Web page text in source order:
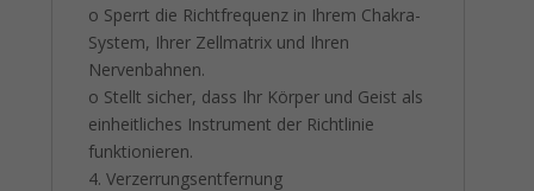
o Sperrt die Richtfrequenz in Ihrem Chakra-
System, Ihrer Zellmatrix und Ihren
Nervenbahnen.
o Stellt sicher, dass Ihr Körper und Geist als
einheitliches Instrument der Richtlinie
funktionieren.
4. Verzerrungsentfernung